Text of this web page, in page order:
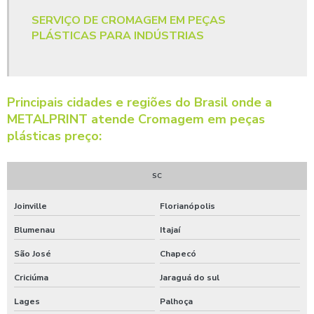
Pintura eletrostática a pó
Pintura eletrostática a pó em alumínio
Pintura eletrostática a pó para empresas
Pintura eletrostática a pó para indústria
Pintura eletrostática a pó preço para empresas
Pintura eletrostática a pó valor
Pintura eletrostática em sc
SERVIÇO DE CROMAGEM EM PEÇAS
PLÁSTICAS PARA INDÚSTRIAS
Principais cidades e regiões do Brasil onde a
METALPRINT atende Cromagem em peças
plásticas preço:
SC
Joinville Florianópolis
Blumenau Itajaí
São José Chapecó
Criciúma Jaraguá do sul
Lages Palhoça